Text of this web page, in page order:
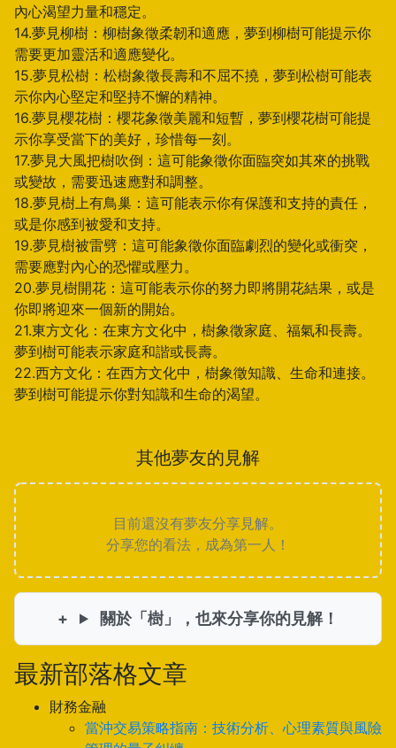
內心渴望力量和穩定。
14.夢見柳樹：柳樹象徵柔韌和適應，夢到柳樹可能提示你
需要更加靈活和適應變化。
15.夢見松樹：松樹象徵長壽和不屈不撓，夢到松樹可能表
示你內心堅定和堅持不懈的精神。
16.夢見櫻花樹：櫻花象徵美麗和短暫，夢到櫻花樹可能提
示你享受當下的美好，珍惜每一刻。
17.夢見大風把樹吹倒：這可能象徵你面臨突如其來的挑戰
或變故，需要迅速應對和調整。
18.夢見樹上有鳥巢：這可能表示你有保護和支持的責任，
或是你感到被愛和支持。
19.夢見樹被雷劈：這可能象徵你面臨劇烈的變化或衝突，
需要應對內心的恐懼或壓力。
20.夢見樹開花：這可能表示你的努力即將開花結果，或是
你即將迎來一個新的開始。
21.東方文化：在東方文化中，樹象徵家庭、福氣和長壽。
夢到樹可能表示家庭和諧或長壽。
22.西方文化：在西方文化中，樹象徵知識、生命和連接。
夢到樹可能提示你對知識和生命的渴望。
其他夢友的見解
目前還沒有夢友分享見解。
分享您的看法，成為第一人！
關於「樹」，也來分享你的見解！
最新部落格文章
財務金融
當沖交易策略指南：技術分析、心理素質與風險